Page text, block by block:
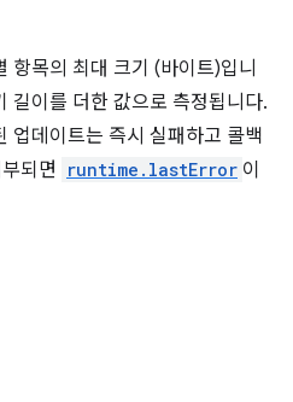
항목의 최대 크기 (바이트)입니
길이를 더한 값으로 측정됩니다.
업데이트는 즉시 실패하고 콜백
되면
runtime.lastError 이